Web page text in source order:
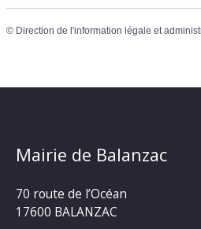
© Direction de l'information légale et
Mairie de Balanzac
70 route de l’Océan
17600 BALANZAC